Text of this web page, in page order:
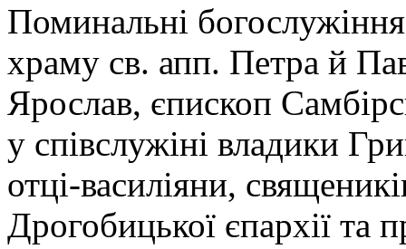
Поминальні
храму св. апп. Петра й
Ярослав, єпископ
у співслужіні владики
отці-василіяни,
Дрогобицької єпархії та